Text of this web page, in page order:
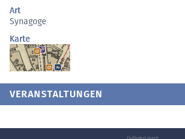
Art
Synagoge
Karte
VERANSTALTUNGEN